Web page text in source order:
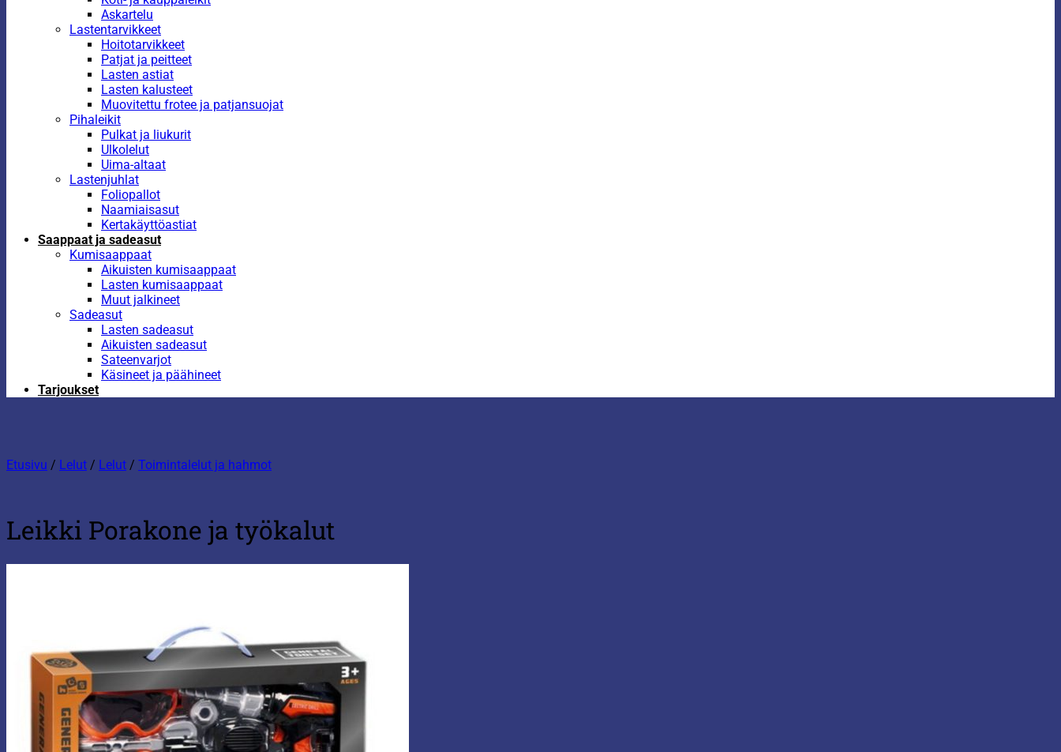
Askartelu
Lastentarvikkeet
Hoitotarvikkeet
Patjat ja peitteet
Lasten astiat
Lasten kalusteet
Muovitettu frotee ja patjansuojat
Pihaleikit
Pulkat ja liukurit
Ulkolelut
Uima-altaat
Lastenjuhlat
Foliopallot
Naamiaisasut
Kertakäyttöastiat
Saappaat ja sadeasut
Kumisaappaat
Aikuisten kumisaappaat
Lasten kumisaappaat
Muut jalkineet
Sadeasut
Lasten sadeasut
Aikuisten sadeasut
Sateenvarjot
Käsineet ja päähineet
Tarjoukset
Etusivu / Lelut / Lelut / Toimintalelut ja hahmot
Leikki Porakone ja työkalut